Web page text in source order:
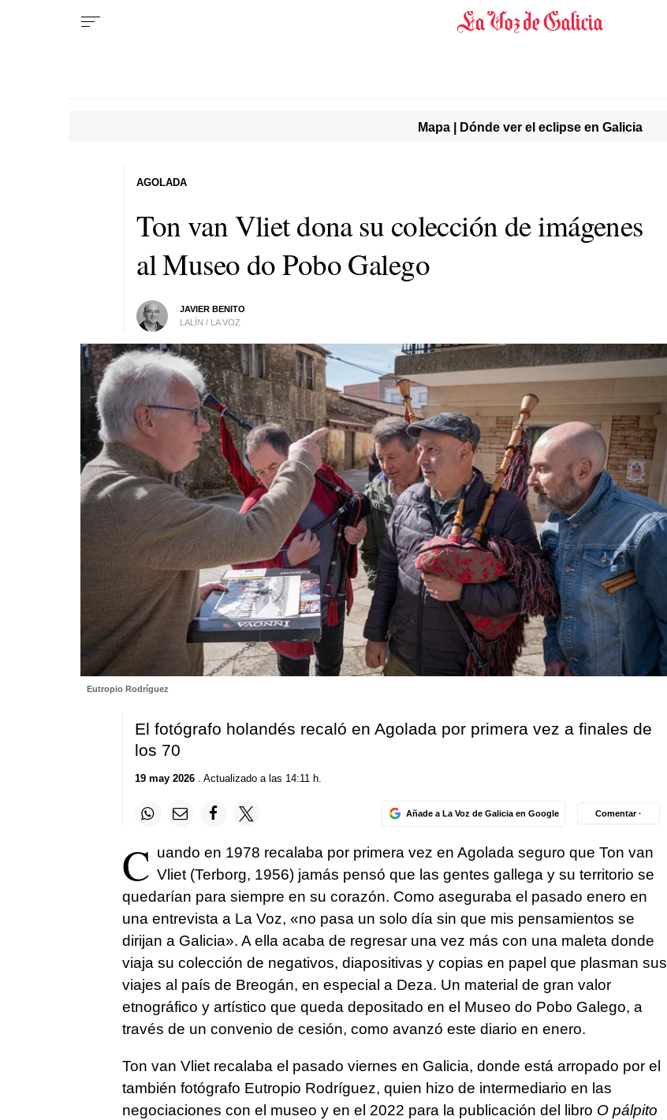
Mapa | Dónde ver el eclipse en Galicia
Ton van Vliet dona su colección de imágenes
al Museo do Pobo Galego
JAVIER BENITO
LALÍN / LA VOZ
AGOLADA
Eutropio Rodríguez
El fotógrafo holandés recaló en Agolada por primera vez a finales de
los 70
19 may 2026. Actualizado a las 14:11 h.
Añade a La Voz de Galicia en Google Comentar ·
C uando en 1978 recalaba por primera vez en Agolada seguro que Ton van
Vliet (Terborg, 1956) jamás pensó que las gentes gallega y su territorio se
quedarían para siempre en su corazón. Como aseguraba el pasado enero en
una entrevista a La Voz, «no pasa un solo día sin que mis pensamientos se
dirijan a Galicia». A ella acaba de regresar una vez más con una maleta donde
viaja su colección de negativos, diapositivas y copias en papel que plasman sus
viajes al país de Breogán, en especial a Deza. Un material de gran valor
etnográfico y artístico que queda depositado en el Museo do Pobo Galego, a
través de un convenio de cesión, como avanzó este diario en enero.
Ton van Vliet recalaba el pasado viernes en Galicia, donde está arropado por el
también fotógrafo Eutropio Rodríguez, quien hizo de intermediario en las
negociaciones con el museo y en el 2022 para la publicación del libro O pálpito